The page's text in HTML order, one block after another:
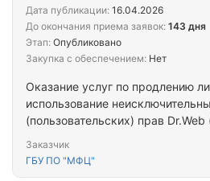
Оказание услуг по продлению
использование
(пользовательских) прав Dr.Web
Заказчик
ГБУ ПО "МФЦ"
Дата публикации: 16.04.2026
До окончания приема заявок: 143 дня
Этап: Опубликовано
Закупка с обеспечением: Нет